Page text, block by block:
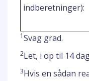
indberetninger):
1Svag grad.
2Let, i op til 14
3Hvis en sådan